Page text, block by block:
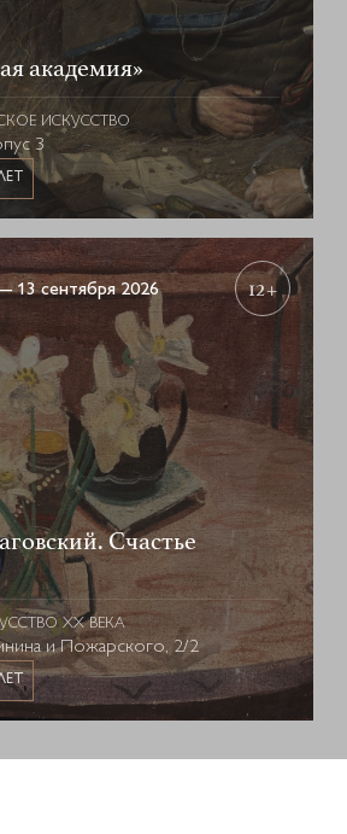
академия»
ИСКУССТВО
3
13 сентября 2026 12+
Счастье
XX ВЕКА
и Пожарского, 2/2